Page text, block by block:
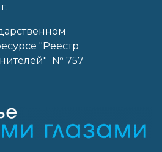
"Реестр
№ 757